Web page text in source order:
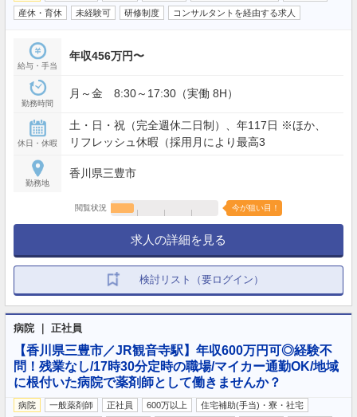
産休・育休
未経験可 研修制度 コンサルタントを経由する求人
給与・手当
年収456万円〜
勤務時間
月～金 8:30～17:30（実働 8H）
休日・休暇
土・日・祝（完全週休二日制）、年117日 ※ほか、
リフレッシュ休暇（採用月により最高3
勤務地
香川県三豊市
閲覧状況 今が狙い目！
求人の詳細を見る
検討リスト（要ログイン）
病院 ｜ 正社員
【香川県三豊市／JR観音寺駅】年収600万円可◎経験不
問！残業なし/17時30分定時の職場/マイカー通勤OK/地域
に根付いた病院で薬剤師として働きませんか？
病院 一般薬剤師 正社員 600万以上
住宅補助(手当)・寮・社宅